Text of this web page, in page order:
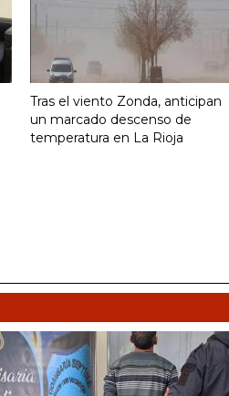
Tras el viento Zonda, anticipan
un marcado descenso de
temperatura en La Rioja